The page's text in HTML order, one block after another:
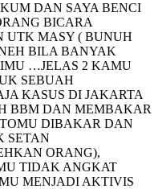
DAN SAYA BENCI
BICARA
UTK MASY ( BUNUH
BILA BANYAK
…JELAS 2 KAMU
SEBUAH
KASUS DI JAKARTA
BBM DAN MEMBAKAR
DIBAKAR DAN
SETAN
ORANG),
TIDAK ANGKAT
MENJADI AKTIVIS